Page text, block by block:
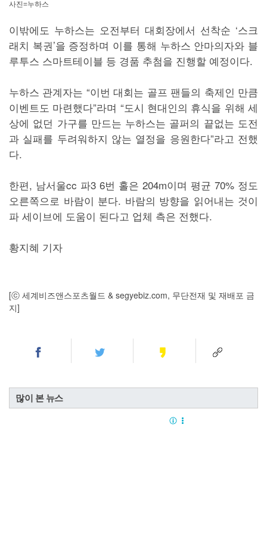
사진=누하스
이밖에도 누하스는 오전부터 대회장에서 선착순 ‘스크
래치 복권’을 증정하며 이를 통해 누하스 안마의자와 블
루투스 스마트테이블 등 경품 추첨을 진행할 예정이다.
누하스 관계자는 “이번 대회는 골프 팬들의 축제인 만큼
이벤트도 마련했다”라며 “도시 현대인의 휴식을 위해 세
상에 없던 가구를 만드는 누하스는 골퍼의 끝없는 도전
과 실패를 두려워하지 않는 열정을 응원한다”라고 전했
다.
한편, 남서울cc 파3 6번 홀은 204m이며 평균 70% 정도
오른쪽으로 바람이 분다. 바람의 방향을 읽어내는 것이
파 세이브에 도움이 된다고 업체 측은 전했다.
황지혜 기자
[ⓒ 세계비즈앤스포츠월드 & segyebiz.com, 무단전재 및 재배포 금
지]
많이 본 뉴스